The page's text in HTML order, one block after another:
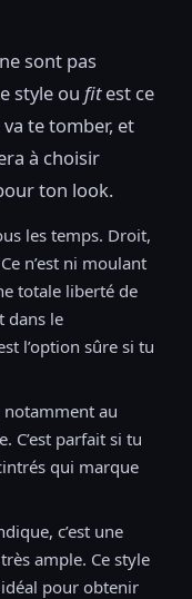
ne sont pas
style ou fitest ce
te tomber, et
à choisir
ton look.
les temps. Droit,
n’est ni moulant
totale liberté de
dans le
l’option sûre si tu
notamment au
C’est parfait si tu
qui marque
c’est une
ample. Ce style
pour obtenir